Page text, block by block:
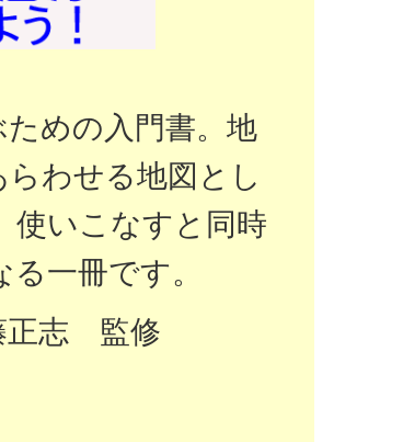
めの入門書。地
わせる地図とし
使いこなすと同時
一冊です。
正志 監修